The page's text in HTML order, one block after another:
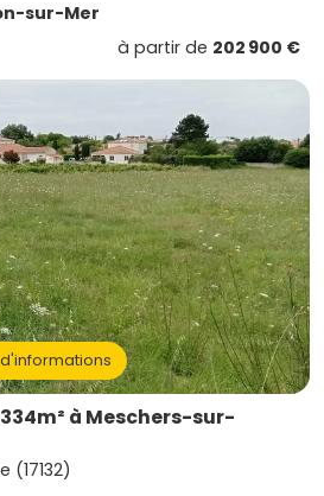
sur-Mer
à partir de 202 900 €
à Meschers-sur-